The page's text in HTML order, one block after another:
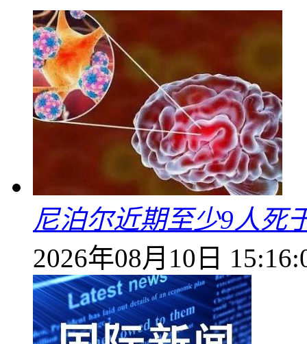
尼泊尔近期至少9人死
2026年08月10日